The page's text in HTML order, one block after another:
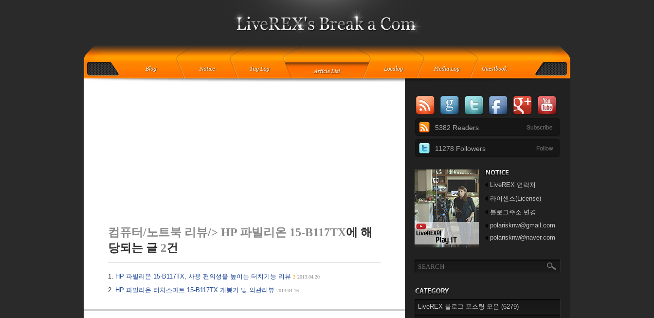
컴퓨터/노트북 리뷰/> HP 파빌리온 15-B117TX에 해
당되는 글 2건
HP 파빌리온 15-B117TX, 사용 편의성을 높이는 터치기능 리뷰 2 2013.04.20
HP 파빌리온 터치스마트 15-B117TX 개봉기 및 외관리뷰 2013.04.16
5382 Readers
11278 Followers
LiveREX 연락처
라이센스(License)
블로그주소 변경
polarisknw@gmail.com
polarisknw@naver.com
LiveREX 블로그 포스팅 모음 (6279)